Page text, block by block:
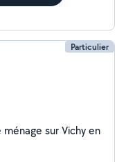
Particulier
sur Vichy en